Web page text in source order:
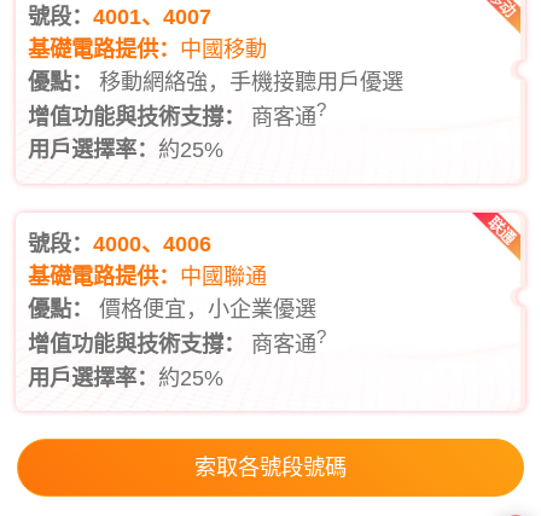
號段：4001、4007
基礎電路提供： 中國移動
優點：
移動網絡強，手機接聽用戶優選
增值功能與技術支撐：
商客通?
用戶選擇率： 約25%
號段：4000、4006
基礎電路提供： 中國聯通
優點：
價格便宜，小企業優選
增值功能與技術支撐：
商客通?
用戶選擇率： 約25%
索取各號段號碼